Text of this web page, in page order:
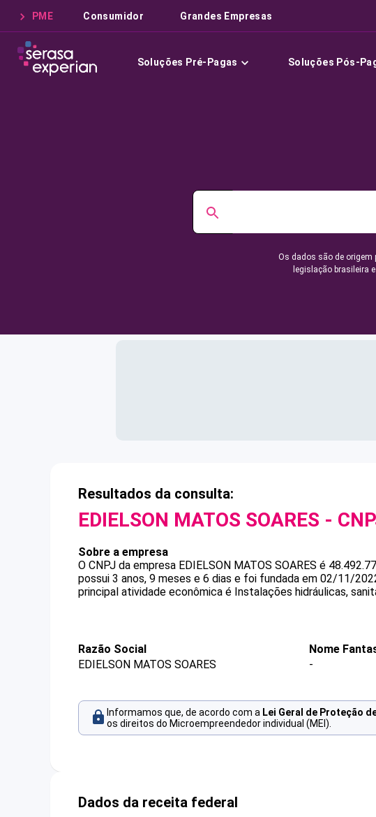
PME Consumidor Grandes Empresas
Soluções Pré-Pagas Soluções Pós-
Os dados são de origem
legislação brasileira
Resultados da consulta:
EDIELSON MATOS SOARES -
Sobre a empresa
O CNPJ da empresa EDIELSON MATOS SOARES é
possui 3 anos, 9 meses e 6 dias e foi fundada em 02/11/
principal atividade econômica é Instalações hidráulicas,
Razão Social
EDIELSON MATOS SOARES
Nome
-
Informamos que, de acordo com a Lei Geral de Proteção
os direitos do Microempreendedor individual (MEI).
Dados da receita federal